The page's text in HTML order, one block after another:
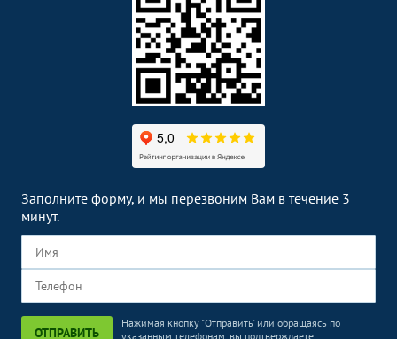
Заполните форму, и мы перезвоним Вам в течение 3
минут.
ОТПРАВИТЬ
Нажимая кнопку "Отправить" или обращаясь по
указанным телефонам, вы подтверждаете